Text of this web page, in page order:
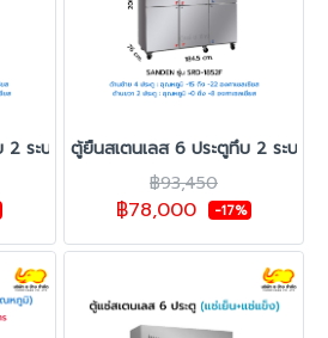
ระบบ SANDEN รุ่น SRD-1232
ตู้ยืนสเตนเลส 6 ประตูทึบ 2 ระบบ
฿93,450
฿78,000 -17%